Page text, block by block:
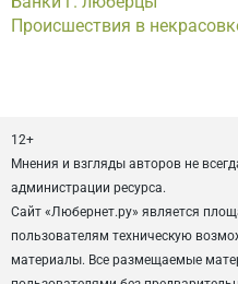
Происшествия в
12+
Мнения и взгляды авторов не
администрации ресурса.
Сайт «Любернет.ру» является
пользователям техническую
материалы. Все размещаемые